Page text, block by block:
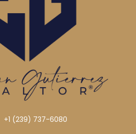
+1 (239) 737-6080